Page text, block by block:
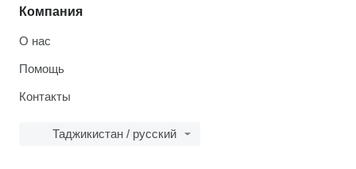
Компания
О нас
Помощь
Контакты
Таджикистан / русский